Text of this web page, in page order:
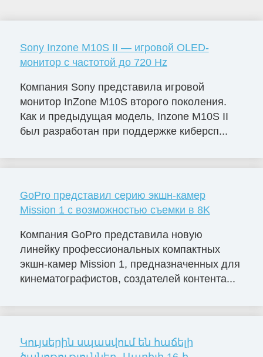
Sony Inzone M10S II — игровой OLED-
монитор с частотой до 720 Hz
Компания Sony представила игровой
монитор InZone M10S второго поколения.
Как и предыдущая модель, Inzone M10S II
был разработан при поддержке киберсп...
GoPro представил серию экшн-камер
Mission 1 с возможностью съемки в 8K
Компания GoPro представила новую
линейку профессиональных компактных
экшн-камер Mission 1, предназначенных для
кинематографистов, создателей контента...
Կույսերին սպասվում են հաճելի